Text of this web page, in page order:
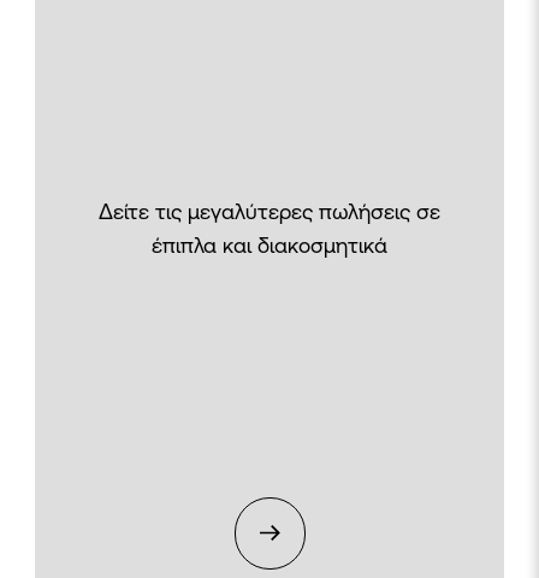
Δείτε τις μεγαλύτερες πωλήσεις σε
έπιπλα και διακοσμητικά